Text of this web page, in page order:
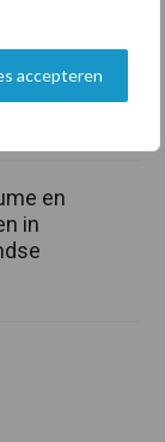
accepteren
en
in